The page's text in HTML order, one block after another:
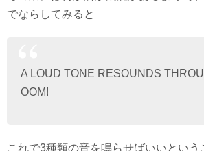
でならしてみると
A LOUD TONE RESOUNDS
OOM!
これで3種類の音を鳴らせばいいという